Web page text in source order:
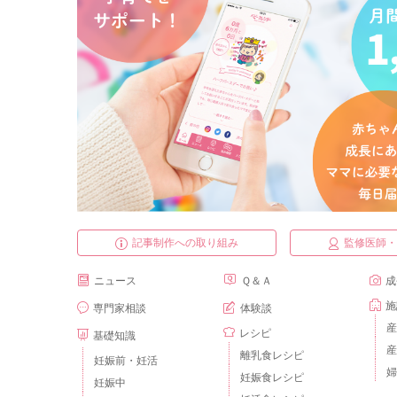
記事制作への取り組み 監修医師
ニュース
専門家相談
基礎知識
妊娠前・妊活
妊娠中
Ｑ＆Ａ
体験談
レシピ
離乳食レシピ
妊娠食レシピ